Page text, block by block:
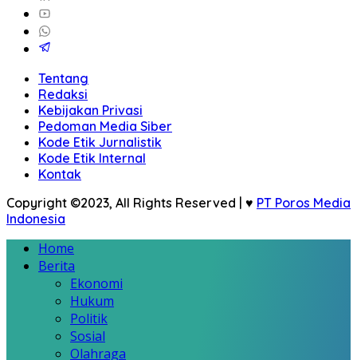
Tentang
Redaksi
Kebijakan Privasi
Pedoman Media Siber
Kode Etik Jurnalistik
Kode Etik Internal
Kontak
Copyright ©2023, All Rights Reserved | ♥ PT Poros Media
Indonesia
Home
Berita
Ekonomi
Hukum
Politik
Sosial
Olahraga